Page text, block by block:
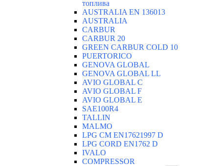
топлива
AUSTRALIA EN 136013
AUSTRALIA
CARBUR
CARBUR 20
GREEN CARBUR COLD 10
PUERTORICO
GENOVA GLOBAL
GENOVA GLOBAL LL
AVIO GLOBAL C
AVIO GLOBAL F
AVIO GLOBAL E
SAE100R4
TALLIN
MALMO
LPG CM EN17621997 D
LPG CORD EN1762 D
IVALO
COMPRESSOR